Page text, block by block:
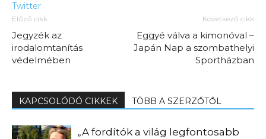
Twitter
Előző cikk
Jegyzék az
irodalomtanítás
védelmében
Következő cikk
Eggyé válva a kimonóval –
Japán Nap a szombathelyi
Sportházban
KAPCSOLÓDÓ CIKKEK TÖBB A SZERZŐTŐL
„A fordítók a világ legfontosabb